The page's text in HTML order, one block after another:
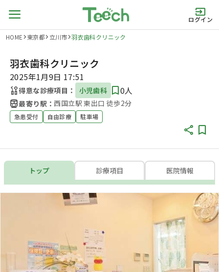
ログイン
HOME 東京都 立川市 羽衣歯科クリニック
羽衣歯科クリニック
2025年1月9日 17:51
得意な診療項目： 小児歯科 0人
最寄り駅： 西国立駅 東出口 徒歩2分
急患受付 自由診療 駐車場
トップ 診療項目 医院情報